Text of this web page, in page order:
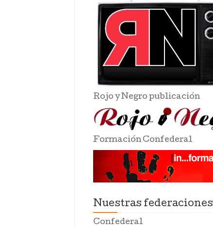
Rojo y Negro publicación
Formación Confederal
Nuestras federaciones
Confederal